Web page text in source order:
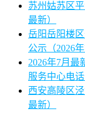
苏州姑苏区
最新）
岳阳岳阳楼
公示（2026年
2026年7月最
服务中心电
西安高陵区
最新）